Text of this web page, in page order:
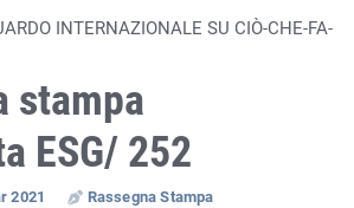
INTERNAZIONALE SU CIÒ-CHE-FA-
stampa
ESG/ 252
2021 Rassegna Stampa